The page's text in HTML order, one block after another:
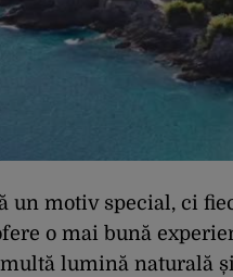
un motiv special, ci
o mai bună
lumină naturală